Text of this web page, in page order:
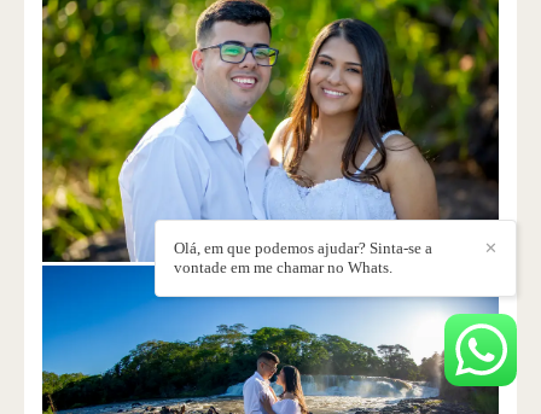
✕
Olá, em que podemos ajudar? Sinta-se a
vontade em me chamar no Whats.